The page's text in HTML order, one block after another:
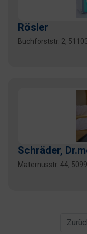
Rösler
Buchforststr. 2,
Schräder,
Maternusstr. 44,